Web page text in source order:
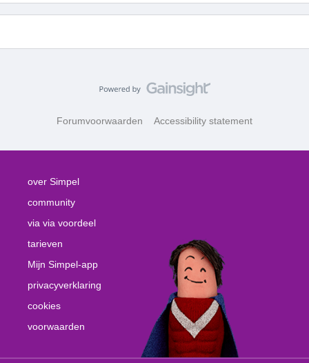
Forumvoorwaarden Accessibility statement
over Simpel
community
via via voordeel
tarieven
Mijn Simpel-app
privacyverklaring
cookies
voorwaarden